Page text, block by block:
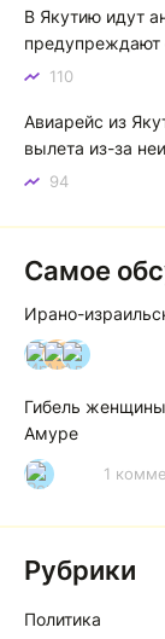
В Якутию идут
предупреждают
110
Авиарейс из
вылета из-за
94
Самое
Ирано-
И А А
Гибель
Амуре
Р 1
Рубрики
Политика